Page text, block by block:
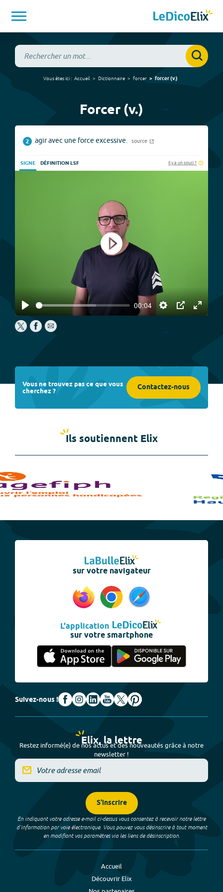
Vous êtes ici : Accueil Dictionnaire forcer forcer(v.)
Forcer (v.)
2 agir avec une force excessive. source
SIGNE DÉFINITION LSF Il y a un souci ?
Play
00:04
Settings
PIP
Enter
Play
Vous ne trouvez pas ce que vous
cherchez ? Contactez-nous
Ils soutiennent Elix
sur votre navigateur
L'application
sur votre smartphone
Suivez-nous !
Elix, la lettre
Restez informé(e) de nos actus et des nouveautés grâce à notre
newsletter !
S'inscrire
En indiquant votre adresse e-mail ci-dessus vous consentez à recevoir notre lettre
d’information par voie électronique. Vous pouvez vous désinscrire à tout moment
en modifiant vos paramètres via les liens de désinscription.
Accueil
Découvrir Elix